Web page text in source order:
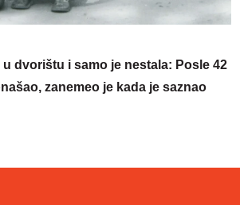
u dvorištu i samo je nestala: Posle 42
zanemeo je kada je saznao